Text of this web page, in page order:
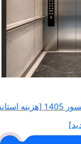
هزینه استاندارد آسانسور